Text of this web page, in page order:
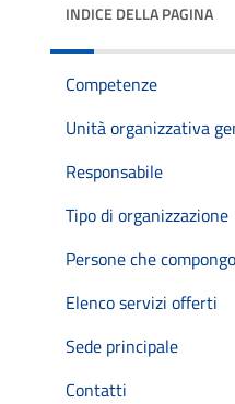
INDICE DELLA PAGINA
Competenze
Unità organizzativa
Responsabile
Tipo di organizzazione
Persone che
Elenco servizi offerti
Sede principale
Contatti